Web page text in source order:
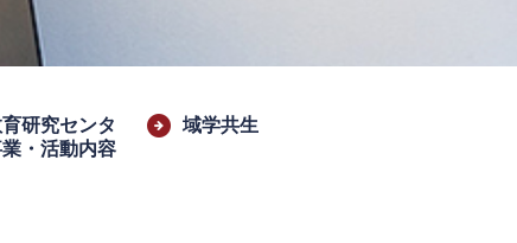
研究センタ
・活動内容
域学共生